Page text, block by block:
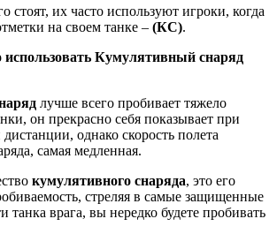
стоят, их часто используют игроки, когда
на своем танке – (КС).
использовать Кумулятивный снаряд
лучше всего пробивает тяжело
он прекрасно себя показывает при
однако скорость полета
самая медленная.
кумулятивного снаряда, это его
стреляя в самые защищенные
танка врага, вы нередко будете пробивать